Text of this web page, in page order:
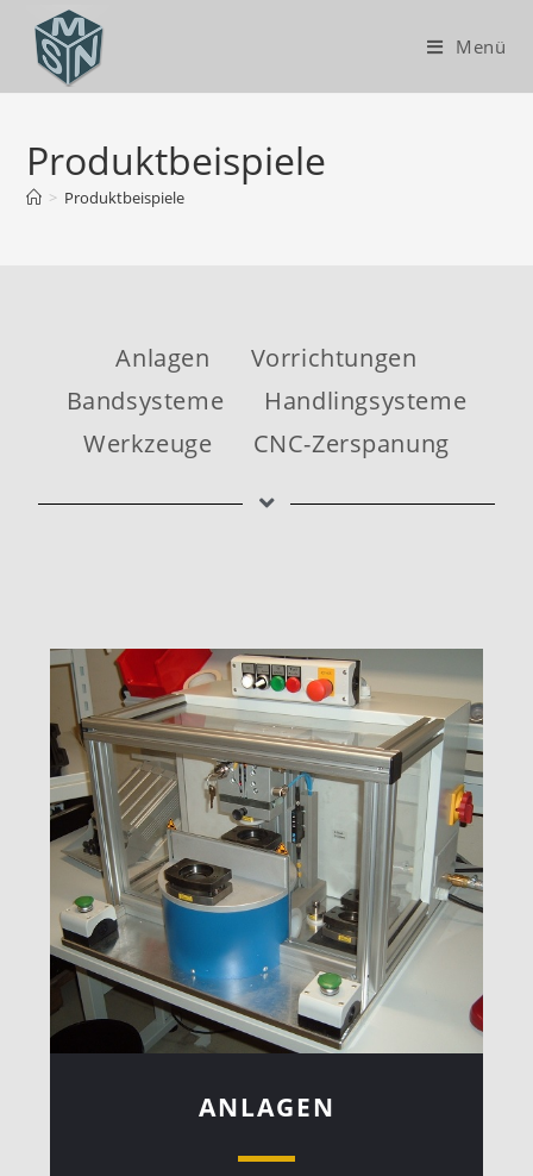
Menü
Produktbeispiele
> Produktbeispiele
Anlagen
Vorrichtungen
Bandsysteme
Handlingsysteme
Werkzeuge
CNC-Zerspanung
ANLAGEN